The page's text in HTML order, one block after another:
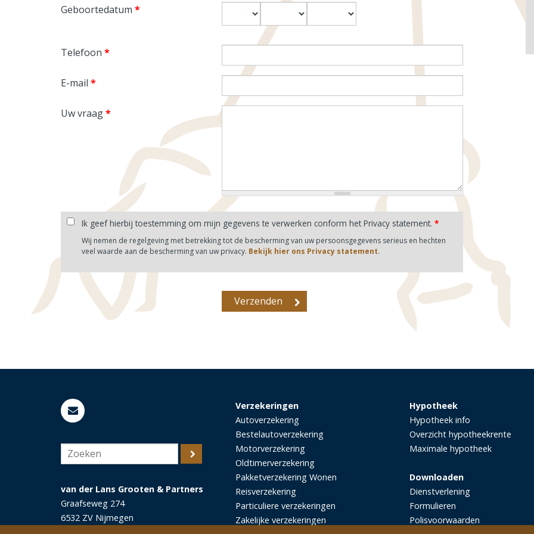
Geboortedatum *
Telefoon *
E-mail *
Uw vraag*
Ik geef hierbij toestemming om mijn gegevens te verwerken conform het Privacy statement. *
Wij nemen de regelgeving met betrekking tot de bescherming van uw persoonsgegevens serieus en hechten
veel waarde aan de bescherming van uw privacy. Bekijk hier ons Privacy statement.
van der Lans Grooten & Partners
Graafseweg 274
6532 ZV Nijmegen
Verzekeringen
Autoverzekering
Bestelautoverzekering
Motorverzekering
Oldtimerverzekering
Pakketverzekering Wonen
Reisverzekering
Particuliere verzekeringen
Zakelijke verzekeringen
Hypotheek
Hypotheek info
Overzicht hypotheekrente
Maximale hypotheek
Downloaden
Dienstverlening
Formulieren
Polisvoorwaarden